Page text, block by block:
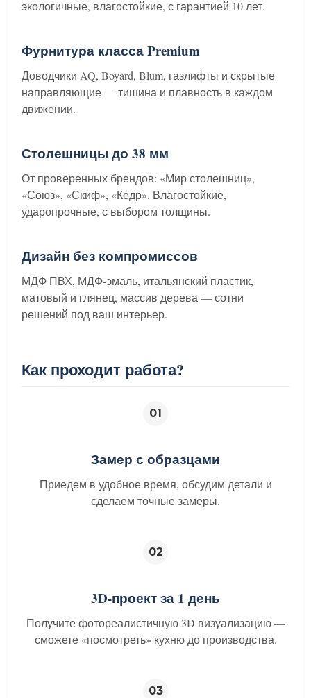
экологичные, влагостойкие, с гарантией 10 лет.
Фурнитура класса Premium
Доводчики AQ, Boyard, Blum, газлифты и скрытые
направляющие — тишина и плавность в каждом
движении.
Столешницы до 38 мм
От проверенных брендов: «Мир столешниц»,
«Союз», «Скиф», «Кедр». Влагостойкие,
ударопрочные, с выбором толщины.
Дизайн без компромиссов
МДФ ПВХ, МДФ-эмаль, итальянский пластик,
матовый и глянец, массив дерева — сотни
решений под ваш интерьер.
Как проходит работа?
01
Замер с образцами
Приедем в удобное время, обсудим детали и
сделаем точные замеры.
02
3D-проект за 1 день
Получите фотореалистичную 3D визуализацию —
сможете «посмотреть» кухню до производства.
03